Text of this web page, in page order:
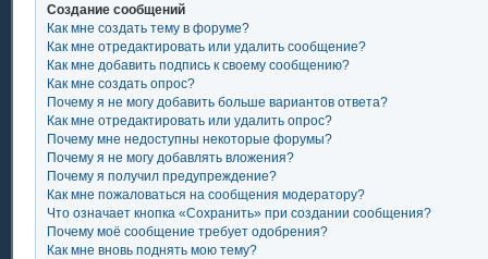
Создание сообщений
Как мне создать тему в форуме?
Как мне отредактировать или удалить сообщение?
Как мне добавить подпись к своему сообщению?
Как мне создать опрос?
Почему я не могу добавить больше вариантов ответа?
Как мне отредактировать или удалить опрос?
Почему мне недоступны некоторые форумы?
Почему я не могу добавлять вложения?
Почему я получил предупреждение?
Как мне пожаловаться на сообщения модератору?
Что означает кнопка «Сохранить» при создании сообщения?
Почему моё сообщение требует одобрения?
Как мне вновь поднять мою тему?